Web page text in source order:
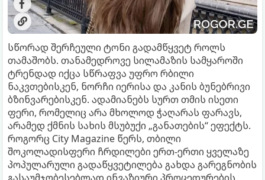
სწორად შერჩეული ტონი გადამწყვეტ როლს
თამაშობს. თანამედროვე სილამაზის სამყაროში
ტრენდად იქცა სწრაფვა უფრო რბილი
ნაკვთებისკენ, ნორჩი იერისა და კანის ბუნებრივი
ბზინვარებისკენ. ადამიანებს სურთ თმის ისეთი
ფერი, რომელიც არა მხოლოდ ჭაღარას ფარავს,
არამედ ქმნის სახის მსუბუქი „განათების“ ეფექტს.
როგორც City Magazine წერს, თბილი
შოკოლადისფერი ჩრდილები ერთ-ერთი ყველაზე
პოპულარული გადაწყვეტილება გახდა გარეგნობის